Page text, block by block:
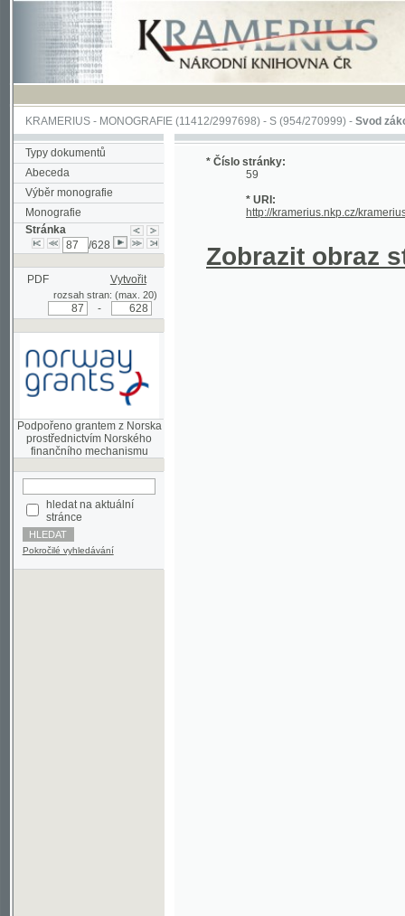
KRAMERIUS-MONOGRAFIE(11412/2997698) -S (954/270999)-Svod zákonův
Typy dokumentů
Abeceda
Výběr monografie
Monografie
Stránka
/628
PDF Vytvořit
rozsah stran: (max. 20)
Podpořeno grantem z Norska
prostřednictvím Norského
hledat na aktuální
stránce
Pokročilé vyhledávání
* Číslo stránky:
59
* URI:
http://kramerius.nkp.cz/kramerius/